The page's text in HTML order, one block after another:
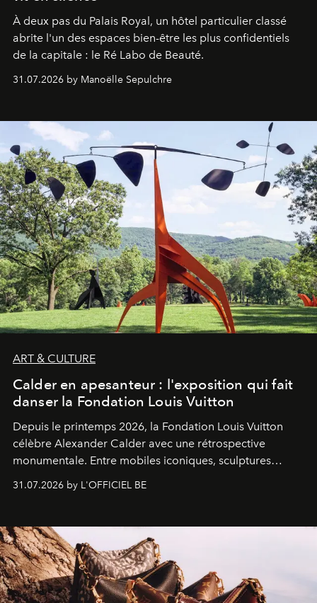
À deux pas du Palais Royal, un hôtel particulier classé
abrite l'un des espaces bien-être les plus confidentiels
de la capitale : le Ré Labo de Beauté.
31.07.2026 by Manoëlle Sepulchre
ART & CULTURE
Calder en apesanteur : l'exposition qui fait
danser la Fondation Louis Vuitton
Depuis le printemps 2026, la Fondation Louis Vuitton
célèbre Alexander Calder avec une rétrospective
monumentale. Entre mobiles iconiques, sculptures
américain investit les espaces imaginés par Frank Gehry
sculpture.
31.07.2026 by L'OFFICIEL BE